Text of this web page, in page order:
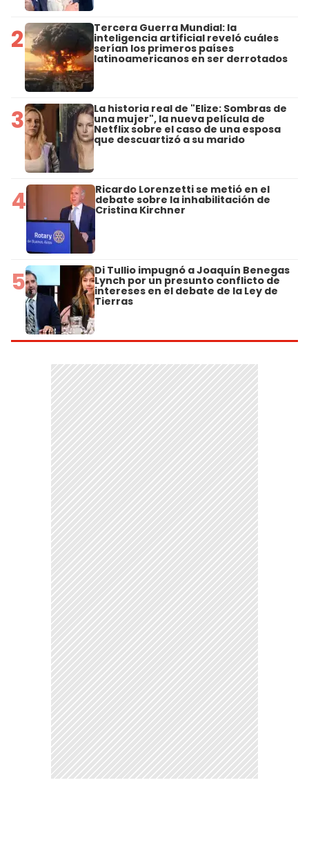
2 Tercera Guerra Mundial: la
inteligencia artificial reveló cuáles
serían los primeros países
latinoamericanos en ser derrotados
3 La historia real de "Elize: Sombras de
una mujer", la nueva película de
Netflix sobre el caso de una esposa
que descuartizó a su marido
4 Ricardo Lorenzetti se metió en el
debate sobre la inhabilitación de
Cristina Kirchner
5 Di Tullio impugnó a Joaquín Benegas
Lynch por un presunto conflicto de
intereses en el debate de la Ley de
Tierras